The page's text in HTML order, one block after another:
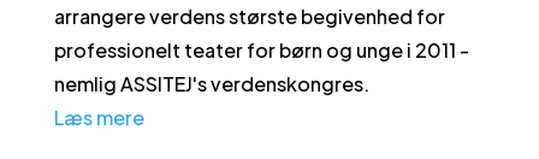
arrangere verdens største begivenhed for
professionelt teater for børn og unge i 2011 -
nemlig ASSITEJ's verdenskongres.
Læs mere